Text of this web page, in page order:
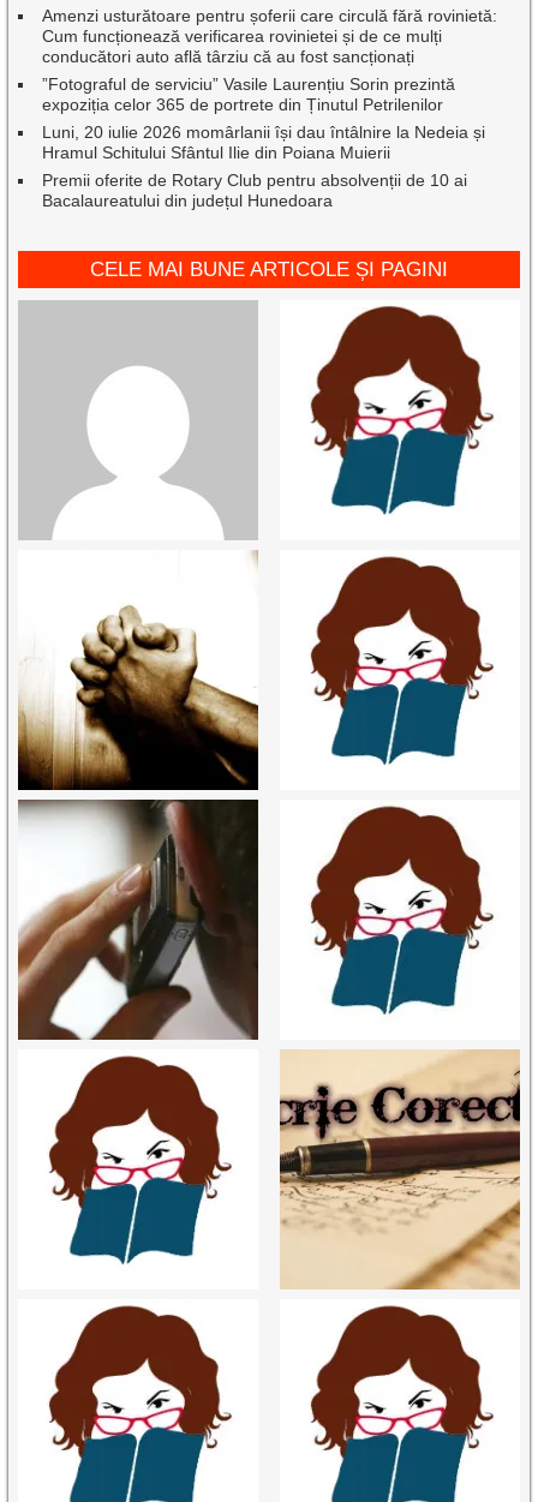
Amenzi usturătoare pentru șoferii care circulă fără rovinietă:
Cum funcționează verificarea rovinietei și de ce mulți
conducători auto află târziu că au fost sancționați
”Fotograful de serviciu” Vasile Laurențiu Sorin prezintă
expoziția celor 365 de portrete din Ținutul Petrilenilor
Luni, 20 iulie 2026 momârlanii își dau întâlnire la Nedeia și
Hramul Schitului Sfântul Ilie din Poiana Muierii
Premii oferite de Rotary Club pentru absolvenții de 10 ai
Bacalaureatului din județul Hunedoara
CELE MAI BUNE ARTICOLE ȘI PAGINI